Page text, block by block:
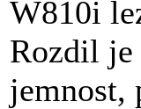
W810i
Rozdil
jemnost,